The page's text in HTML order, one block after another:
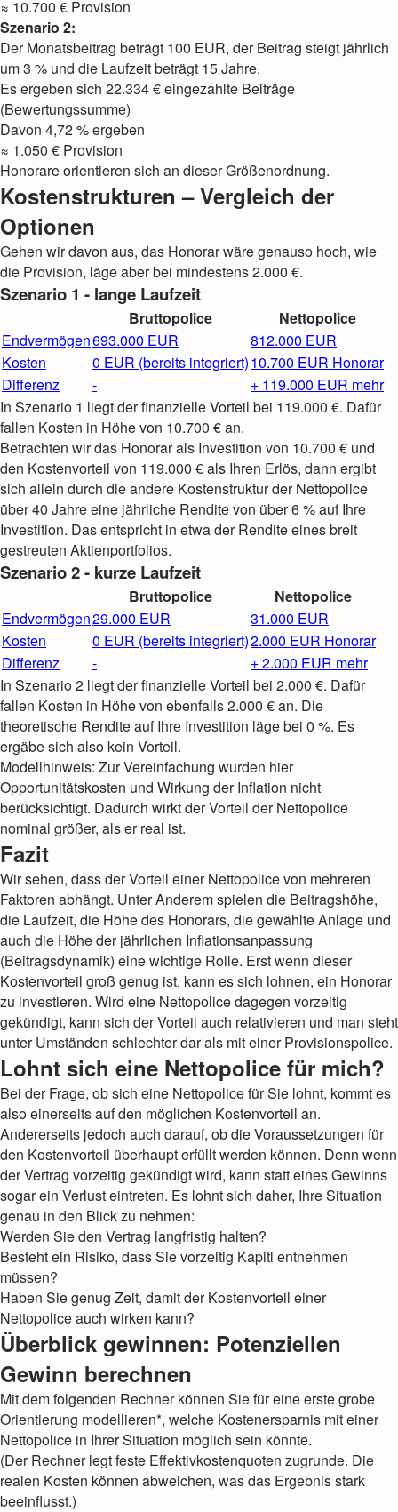
≈ 10.700 € Provision
Szenario 2:
Der Monatsbeitrag beträgt 100 EUR, der Beitrag steigt jährlich
um 3 % und die Laufzeit beträgt 15 Jahre.
Es ergeben sich 22.334 € eingezahlte Beiträge
(Bewertungssumme)
Davon 4,72 % ergeben
≈ 1.050 € Provision
Honorare orientieren sich an dieser Größenordnung.
Kostenstrukturen – Vergleich der
Optionen
Gehen wir davon aus, das Honorar wäre genauso hoch, wie
die Provision, läge aber bei mindestens 2.000 €.
Szenario 1 - lange Laufzeit
Bruttopolice
Nettopolice
Endvermögen693.000 EUR
812.000 EUR
Kosten
0 EUR (bereits integriert)10.700 EUR Honorar
Differenz
-
+ 119.000 EUR mehr
In Szenario 1 liegt der finanzielle Vorteil bei 119.000 €. Dafür
fallen Kosten in Höhe von 10.700 € an.
Betrachten wir das Honorar als Investition von 10.700 € und
den Kostenvorteil von 119.000 € als Ihren Erlös, dann ergibt
sich allein durch die andere Kostenstruktur der Nettopolice
über 40 Jahre eine jährliche Rendite von über 6 % auf Ihre
Investition. Das entspricht in etwa der Rendite eines breit
gestreuten Aktienportfolios.
Szenario 2 - kurze Laufzeit
Bruttopolice
Nettopolice
Endvermögen29.000 EUR
31.000 EUR
Kosten
0 EUR (bereits integriert)2.000 EUR Honorar
Differenz
-
+ 2.000 EUR mehr
In Szenario 2 liegt der finanzielle Vorteil bei 2.000 €. Dafür
fallen Kosten in Höhe von ebenfalls 2.000 € an. Die
theoretische Rendite auf Ihre Investition läge bei 0 %. Es
ergäbe sich also kein Vorteil.
Modellhinweis: Zur Vereinfachung wurden hier
Opportunitätskosten und Wirkung der Inflation nicht
berücksichtigt. Dadurch wirkt der Vorteil der Nettopolice
nominal größer, als er real ist.
Fazit
Wir sehen, dass der Vorteil einer Nettopolice von mehreren
Faktoren abhängt. Unter Anderem spielen die Beitragshöhe,
die Laufzeit, die Höhe des Honorars, die gewählte Anlage und
auch die Höhe der jährlichen Inflationsanpassung
(Beitragsdynamik) eine wichtige Rolle. Erst wenn dieser
Kostenvorteil groß genug ist, kann es sich lohnen, ein Honorar
zu investieren. Wird eine Nettopolice dagegen vorzeitig
gekündigt, kann sich der Vorteil auch relativieren und man steht
unter Umständen schlechter dar als mit einer Provisionspolice.
Lohnt sich eine Nettopolice für mich?
Bei der Frage, ob sich eine Nettopolice für Sie lohnt, kommt es
also einerseits auf den möglichen Kostenvorteil an.
Andererseits jedoch auch darauf, ob die Voraussetzungen für
den Kostenvorteil überhaupt erfüllt werden können. Denn wenn
der Vertrag vorzeitig gekündigt wird, kann statt eines Gewinns
sogar ein Verlust eintreten. Es lohnt sich daher, Ihre Situation
genau in den Blick zu nehmen:
Werden Sie den Vertrag langfristig halten?
Besteht ein Risiko, dass Sie vorzeitig Kapitl entnehmen
müssen?
Haben Sie genug Zeit, damit der Kostenvorteil einer
Nettopolice auch wirken kann?
Überblick gewinnen: Potenziellen
Gewinn berechnen
Mit dem folgenden Rechner können Sie für eine erste grobe
Orientierung modellieren*, welche Kostenersparnis mit einer
Nettopolice in Ihrer Situation möglich sein könnte.
(Der Rechner legt feste Effektivkostenquoten zugrunde. Die
realen Kosten können abweichen, was das Ergebnis stark
beeinflusst.)